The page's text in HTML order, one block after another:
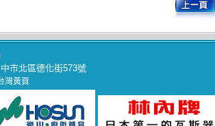
市北區德化街573號
灣黃頁